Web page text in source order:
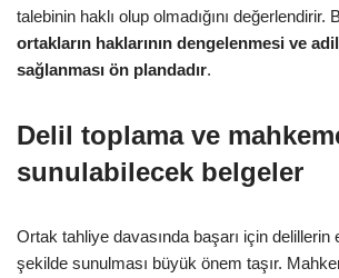
talebinin haklı olup olmadığını değerlendirir.
ortakların haklarının dengelenmesi ve
sağlanması ön plandadır.
Delil toplama ve
sunulabilecek belgeler
Ortak tahliye davasında başarı için
şekilde sunulması büyük önem taşır.